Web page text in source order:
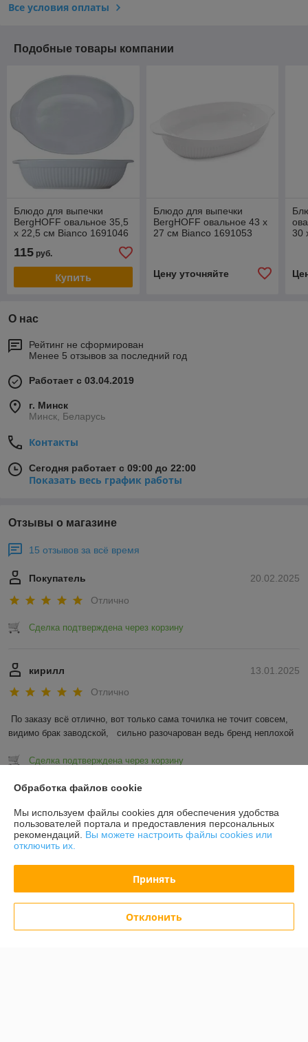
Все условия оплаты
Подобные товары компании
Блюдо для выпечки
BergHOFF овальное 35,5
х 22,5 см Bianco 1691046
115 руб.
Купить
Блюдо для выпечки
BergHOFF овальное 43 х
27 см Bianco 1691053
Цену уточняйте
30
О нас
Рейтинг не сформирован
Менее 5 отзывов за последний год
Работает с 03.04.2019
г. Минск
Минск, Беларусь
Контакты
Сегодня работает с 09:00 до 22:00
Показать весь график работы
Отзывы о магазине
15 отзывов за всё время
20.02.2025
Покупатель
Отлично
Сделка подтверждена через корзину
13.01.2025
кирилл
Отлично
По заказу всё отлично, вот только сама точилка не точит совсем,
видимо брак заводской,   сильно разочарован ведь бренд неплохой
Сделка подтверждена через корзину
Показать все отзывы
О нас
Доставка и оплата
Обработка файлов cookie
Мы используем файлы cookies для обеспечения удобства
пользователей портала и предоставления персональных
рекомендаций. Вы можете настроить файлы cookies или
отключить их.
Принять
Отклонить